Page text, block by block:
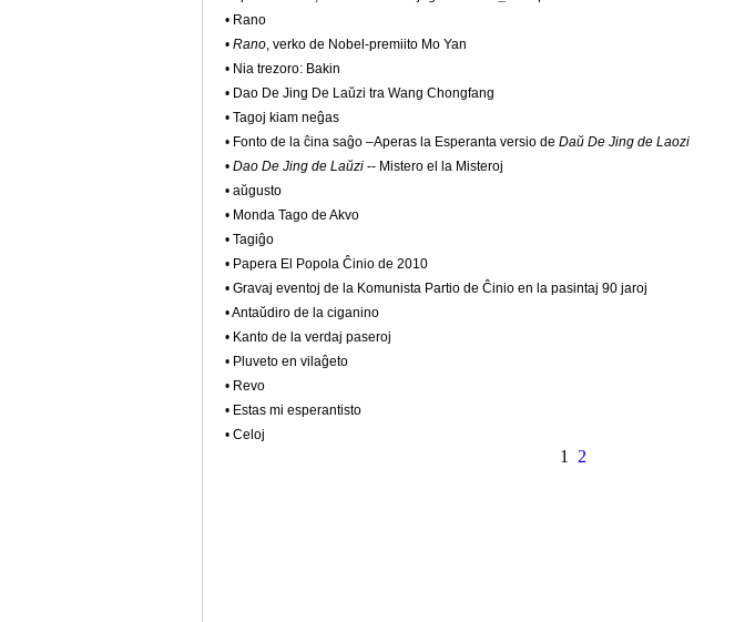
• Rano
• Rano, verko de Nobel-premiito Mo Yan
• Nia trezoro: Bakin
• Dao De Jing De Laŭzi tra Wang Chongfang
• Tagoj kiam neĝas
• Fonto de la ĉina saĝo –Aperas la Esperanta versio de Daŭ De Jing de Laozi
• Dao De Jing de Laŭzi -- Mistero el la Misteroj
• aŭgusto
• Monda Tago de Akvo
• Tagiĝo
• Papera El Popola Ĉinio de 2010
• Gravaj eventoj de la Komunista Partio de Ĉinio en la pasintaj 90 jaroj
• Antaŭdiro de la ciganino
• Kanto de la verdaj paseroj
• Pluveto en vilaĝeto
• Revo
• Estas mi esperantisto
• Celoj
1 2